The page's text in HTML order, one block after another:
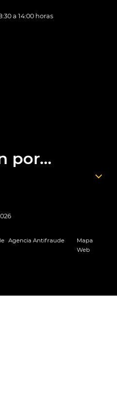
a 14:00 horas
por...
Agencia Antifraude
Mapa
Web